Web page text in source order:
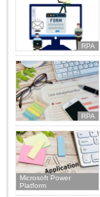
RPA
RPA
Microsoft Power
Platform